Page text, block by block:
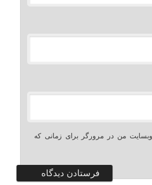
وبسایت من در مرورگر برای زمانی که